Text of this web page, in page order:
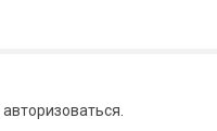
авторизоваться